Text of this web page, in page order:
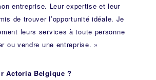
entreprise. Leur expertise et leur
de trouver l’opportunité idéale. Je
leurs services à toute personne
ou vendre une entreprise. »
Actoria Belgique ?